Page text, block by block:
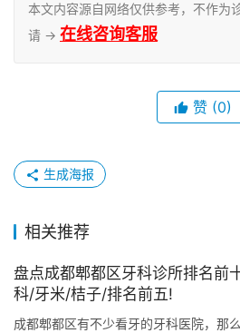
本文内容源自网络仅供参考，不作为
请 → 在线咨询客服
赞 (0)
生成海报
相关推荐
盘点成都郫都区牙科诊所排名前
科/牙米/桔子/排名前五!
成都郫都区有不少看牙的牙科医院，那